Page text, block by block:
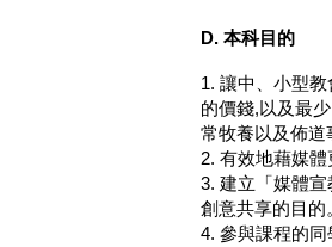
D. 本科目的
1. 讓中、小型
的價錢,以及最
常牧養以及佈道
2. 有效地藉媒
3. 建立「媒體
創意共享的目的
4. 參與課程的同